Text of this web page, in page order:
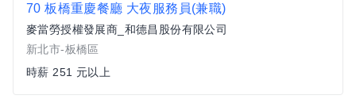
70 板橋重慶餐廳 大夜服務員(兼職)
麥當勞授權發展商_和德昌股份有限公司
新北市-板橋區
時薪 251 元以上